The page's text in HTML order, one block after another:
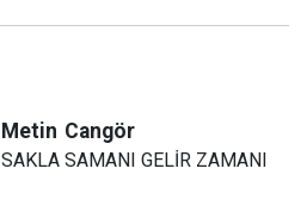
Metin Cangör
SAKLA SAMANI GELİR ZAMANI